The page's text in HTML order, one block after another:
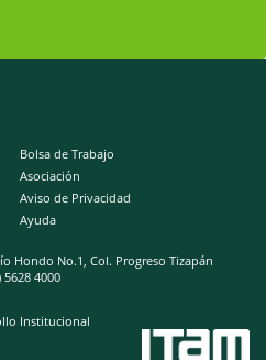
Bolsa de Trabajo
Asociación
Aviso de Privacidad
Ayuda
Hondo No.1, Col. Progreso Tizapán
4000
Institucional